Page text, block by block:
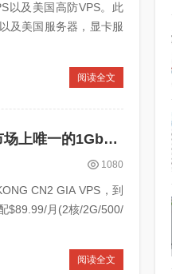
以及美国高防VPS。此
及美国服务器，显卡服
阅读全文
搬瓦工香港套餐补货：SPECIAL 40G KVM PROMO V5 – 市场上唯一的1Gbps香港CN2 GIA VPS
1080
CN2 GIA VPS，到
$89.99/月(2核/2G/500/
阅读全文